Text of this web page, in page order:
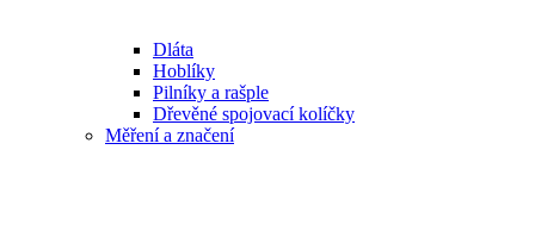
Dláta
Hoblíky
Pilníky a rašple
Dřevěné spojovací kolíčky
Měření a značení